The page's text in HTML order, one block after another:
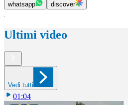
whatsapp discover
Ultimi video
Vedi tutti
01:04